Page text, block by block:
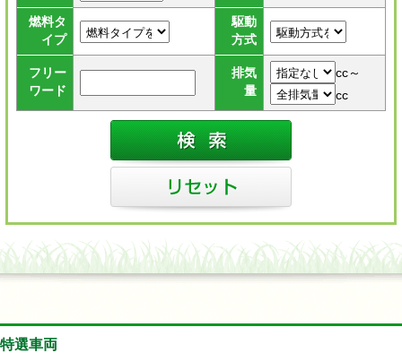
燃料タ
イプ
駆動
方式
フリー
ワード
排気
量
cc～
cc
特選車両